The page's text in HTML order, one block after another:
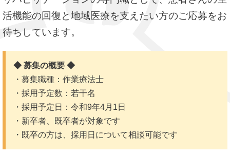
活機能の回復と地域医療を支えたい方のご応募をお
待ちしています。
◆ 募集の概要 ◆
・募集職種：作業療法士
・採用予定数：若干名
・採用予定日：令和9年4月1日
・新卒者、既卒者が対象です
・既卒の方は、採用日について相談可能です